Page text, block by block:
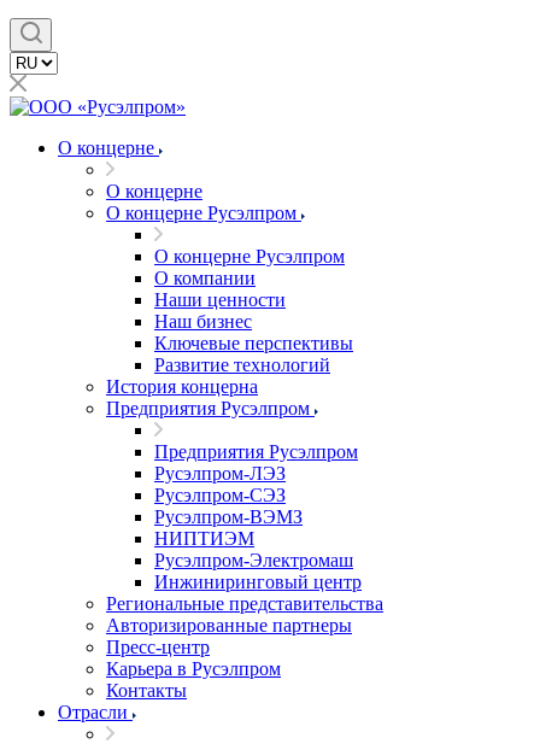
О концерне
О концерне
О концерне Русэлпром
О концерне Русэлпром
О компании
Наши ценности
Наш бизнес
Ключевые перспективы
Развитие технологий
История концерна
Предприятия Русэлпром
Предприятия Русэлпром
Русэлпром-ЛЭЗ
Русэлпром-СЭЗ
Русэлпром-ВЭМЗ
НИПТИЭМ
Русэлпром-Электромаш
Инжиниринговый центр
Региональные представительства
Авторизированные партнеры
Пресс-центр
Карьера в Русэлпром
Контакты
Отрасли